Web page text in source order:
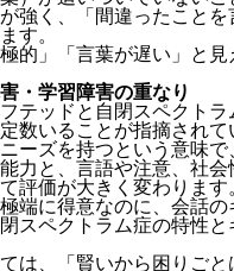
強く、「間違ったこと
す。
的」「言葉が遅い」と
・学習障害の重なり
テッドと自閉スペクト
数いることが指摘されて
ーズを持つという意味
力と、言語や注意、社
評価が大きく変わります
端に得意なのに、会話
スペクトラム症の特性
は、「賢いから困りご